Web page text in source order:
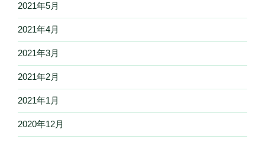
2021年5月
2021年4月
2021年3月
2021年2月
2021年1月
2020年12月